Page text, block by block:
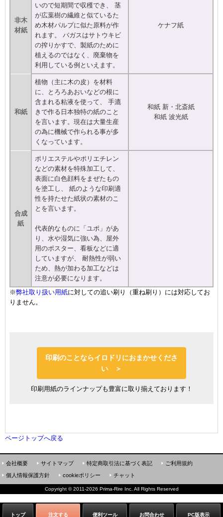
非木
材紙
いので短期間で収穫でき、 茎
が広葉樹の繊維と似ているた
め木材パルプに似た原料が作
れます。 バガスはサトウキビ
の搾りかすで、製紙のために
植えるのではなく、廃棄物を
利用している例といえます。
ケナフ紙
和紙
植物（主に木の皮）を材料
に、とろろあおいなどの根に
含まれる粘液を使って、 手漉
きで作る日本独特の紙のこと
を言います。現在は大量生産
の為に機械で作られる事が多
くなっています。
和紙 新・北斎紙
和紙 波光紙
合成
紙
ポリエステルやポリエチレン
などの素材を特殊加工して、
表面に白色顔料をまぜたもの
を塗工し、 紙のような印刷適
性を持たせた紙状の素材のこ
とを言います。
代表的なものに「ユポ」があ
り、水や湿気に強い為、屋外
用のポスター、看板などに適
していますが、 耐熱性が弱い
ため、熱が加わる加工などは
注意が必要になります。
※弊社取り扱い用紙に対しての追い刷り（重ね刷り）には対応してお
りません。
印刷のことならイロドリにおまかせくださ
い ＞
印刷用紙のラインナップも豊富に取り揃えております！
ページトップへ戻る
トップ 注文する 便利ツール お問合わせ PC版表示
会社概要 サイトマップ 特定商取引法に基づく表記
ご利用規約
個人情報保護方針
cookieポリシー チャット
Copyright ©2011-2026 Prima-Rire Inc. All Rights Reserved